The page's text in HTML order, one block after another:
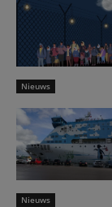
Nieuws
Nieuws